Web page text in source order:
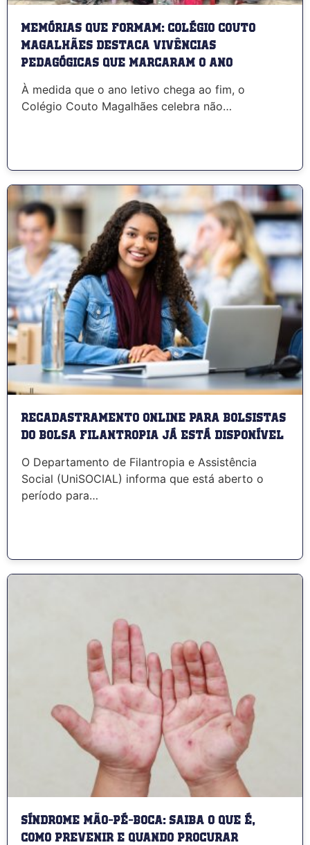
Memórias que formam: Colégio Couto
Magalhães destaca vivências
pedagógicas que marcaram o ano
À medida que o ano letivo chega ao fim, o
Colégio Couto Magalhães celebra não…
Recadastramento Online para bolsistas
do Bolsa Filantropia já está disponível
O Departamento de Filantropia e Assistência
Social (UniSOCIAL) informa que está aberto o
período para…
Síndrome Mão-Pé-Boca: saiba o que é,
como prevenir e quando procurar